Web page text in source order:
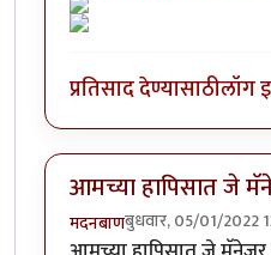
प्रतिसाद देण्यासाठीलॉग
आमच्या हापिसात जे
मदनबाणबुधवार, 05/01/2022